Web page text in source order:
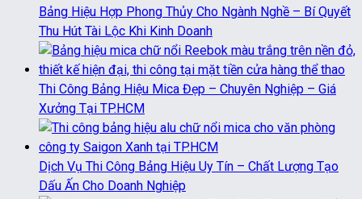
Bảng Hiệu Hợp Phong Thủy Cho Ngành Nghề – Bí Quyết
Thu Hút Tài Lộc Khi Kinh Doanh
Thi Công Bảng Hiệu Mica Đẹp – Chuyên Nghiệp – Giá
Xưởng Tại TP.HCM
Dịch Vụ Thi Công Bảng Hiệu Uy Tín – Chất Lượng Tạo
Dấu Ấn Cho Doanh Nghiệp